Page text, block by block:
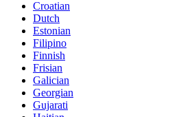
Croatian
Dutch
Estonian
Filipino
Finnish
Frisian
Galician
Georgian
Gujarati